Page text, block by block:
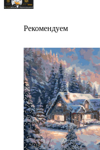
Рекомендуем